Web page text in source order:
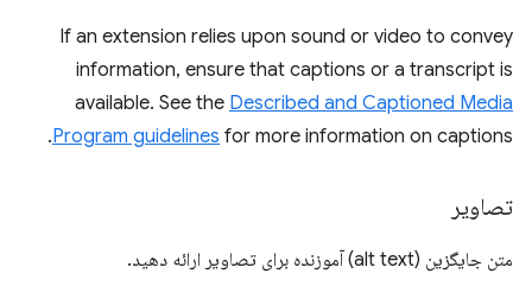
If an extension relies upon sound or video to convey
information, ensure that captions or a transcript is
available. See the Described and Captioned Media
Program guidelines for more information on captions.
تصاویر
متن جایگزین (alt text) آموزنده برای تصاویر ارائه دهید.